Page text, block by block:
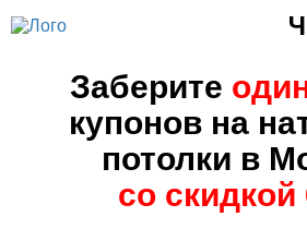
Заберите
купонов на
потолки в
со скидкой